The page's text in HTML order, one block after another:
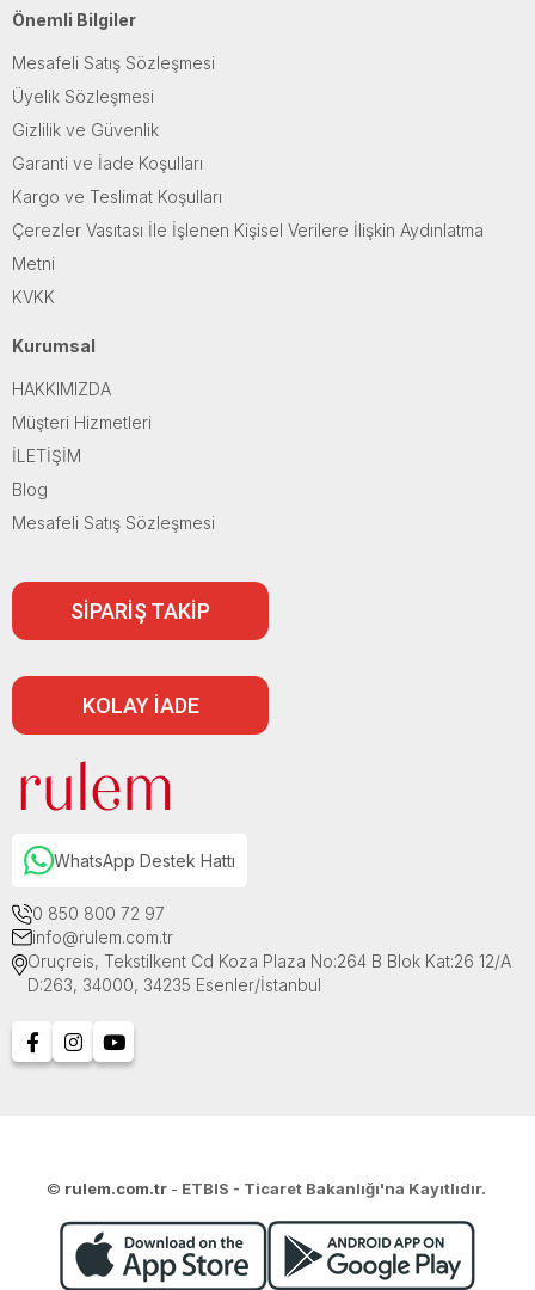
Önemli Bilgiler
Mesafeli Satış Sözleşmesi
Üyelik Sözleşmesi
Gizlilik ve Güvenlik
Garanti ve İade Koşulları
Kargo ve Teslimat Koşulları
Çerezler Vasıtası İle İşlenen Kişisel Verilere İlişkin Aydınlatma
Metni
KVKK
Kurumsal
HAKKIMIZDA
Müşteri Hizmetleri
İLETİŞİM
Blog
Mesafeli Satış Sözleşmesi
SİPARİŞ TAKİP
KOLAY İADE
WhatsApp Destek Hattı
0 850 800 72 97
info@rulem.com.tr
Oruçreis, Tekstilkent Cd Koza Plaza No:264 B Blok Kat:26 12/A
D:263, 34000, 34235 Esenler/İstanbul
© rulem.com.tr - ETBIS - Ticaret Bakanlığı'na Kayıtlıdır.